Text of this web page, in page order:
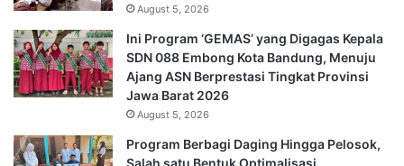
August 5, 2026
Ini Program ‘GEMAS’ yang Digagas Kepala
SDN 088 Embong Kota Bandung, Menuju
Ajang ASN Berprestasi Tingkat Provinsi
Jawa Barat 2026
August 5, 2026
Program Berbagi Daging Hingga Pelosok,
Salah satu Bentuk Optimalisasi